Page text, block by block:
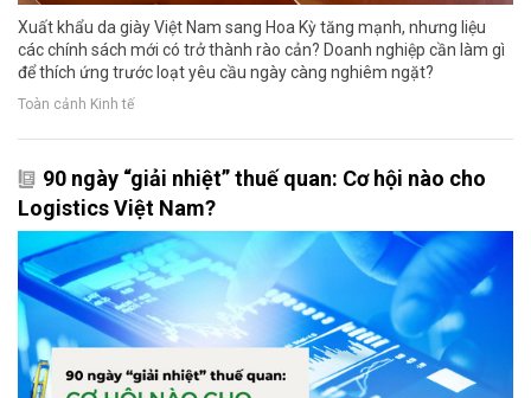
Xuất khẩu da giày Việt Nam sang Hoa Kỳ tăng mạnh, nhưng liệu
các chính sách mới có trở thành rào cản? Doanh nghiệp cần làm gì
để thích ứng trước loạt yêu cầu ngày càng nghiêm ngặt?
Toàn cảnh Kinh tế
90 ngày “giải nhiệt” thuế quan: Cơ hội nào cho
Logistics Việt Nam?